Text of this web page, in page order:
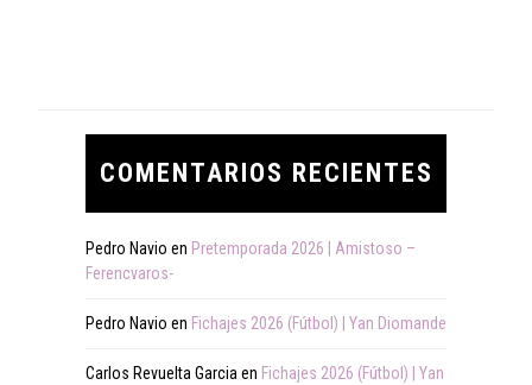
COMENTARIOS RECIENTES
Pedro Navio en Pretemporada 2026 | Amistoso –
Ferencvaros-
Pedro Navio en Fichajes 2026 (Fútbol) | Yan Diomande
Carlos Revuelta Garcia en Fichajes 2026 (Fútbol) | Yan